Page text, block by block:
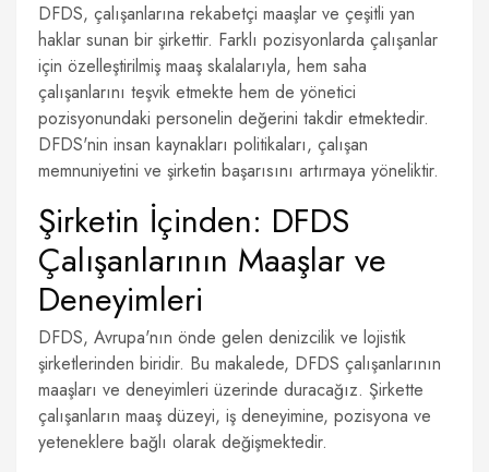
DFDS, çalışanlarına rekabetçi maaşlar ve çeşitli yan
haklar sunan bir şirkettir. Farklı pozisyonlarda çalışanlar
için özelleştirilmiş maaş skalalarıyla, hem saha
çalışanlarını teşvik etmekte hem de yönetici
pozisyonundaki personelin değerini takdir etmektedir.
DFDS'nin insan kaynakları politikaları, çalışan
memnuniyetini ve şirketin başarısını artırmaya yöneliktir.
Şirketin İçinden: DFDS
Çalışanlarının Maaşlar ve
Deneyimleri
DFDS, Avrupa'nın önde gelen denizcilik ve lojistik
şirketlerinden biridir. Bu makalede, DFDS çalışanlarının
maaşları ve deneyimleri üzerinde duracağız. Şirkette
çalışanların maaş düzeyi, iş deneyimine, pozisyona ve
yeteneklere bağlı olarak değişmektedir.